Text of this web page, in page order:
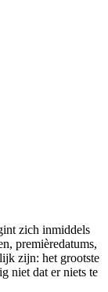
zich inmiddels
premièredatums,
zijn: het grootste
niet dat er niets te